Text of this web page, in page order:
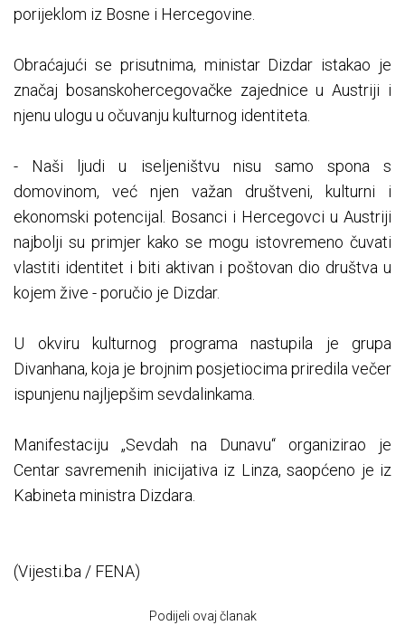
porijeklom iz Bosne i Hercegovine.
Obraćajući se prisutnima, ministar Dizdar istakao je
značaj bosanskohercegovačke zajednice u Austriji i
njenu ulogu u očuvanju kulturnog identiteta.
- Naši ljudi u iseljeništvu nisu samo spona s
domovinom, već njen važan društveni, kulturni i
ekonomski potencijal. Bosanci i Hercegovci u Austriji
najbolji su primjer kako se mogu istovremeno čuvati
vlastiti identitet i biti aktivan i poštovan dio društva u
kojem žive - poručio je Dizdar.
U okviru kulturnog programa nastupila je grupa
Divanhana, koja je brojnim posjetiocima priredila večer
ispunjenu najljepšim sevdalinkama.
Manifestaciju „Sevdah na Dunavu“ organizirao je
Centar savremenih inicijativa iz Linza, saopćeno je iz
Kabineta ministra Dizdara.
(Vijesti.ba / FENA)
Podijeli ovaj članak